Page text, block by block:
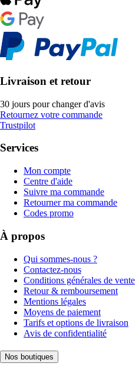
Livraison et retour
30 jours pour changer d'avis
Retournez votre commande
Trustpilot
Services
Mon compte
Centre d'aide
Suivre ma commande
Retourner ma commande
Codes promo
À propos
Qui sommes-nous ?
Contactez-nous
Conditions générales de vente
Retour & remboursement
Mentions légales
Moyens de paiement
Tarifs et options de livraison
Avis de confidentialité
Nos boutiques